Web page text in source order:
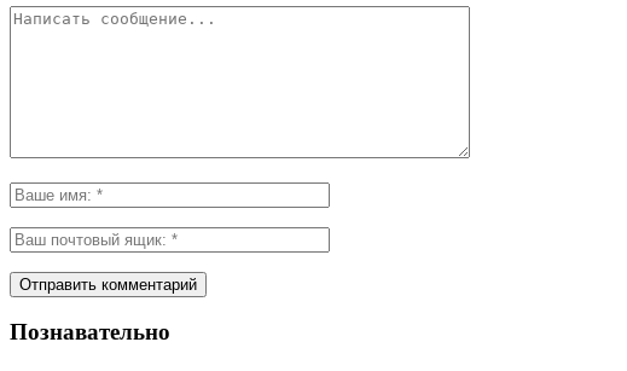
Познавательно